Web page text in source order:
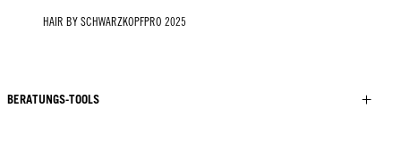
HAIR BY SCHWARZKOPFPRO 2025
BERATUNGS-TOOLS